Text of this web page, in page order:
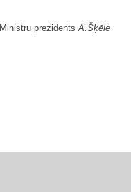
Ministru prezidentsA.Šķēle